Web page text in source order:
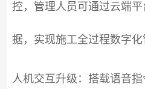
控，管理人员可通过云端
据，实现施工全过程数字
人机交互升级：搭载语音指